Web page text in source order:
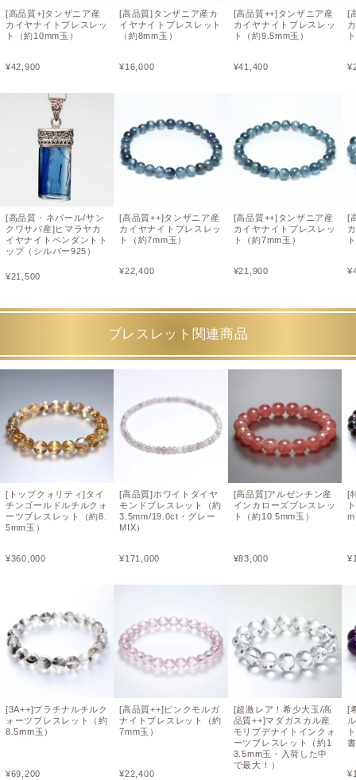
[高品質+]タンザニア産
カイヤナイトブレスレッ
ト（約10mm玉）
¥42,900
[高品質・ネパール/サン
クワサバ産]ヒマラヤカ
イヤナイトペンダントト
ップ（シルバー925）
¥21,500
[高品質]タンザニア産カ
イヤナイトブレスレット
（約8mm玉）
¥16,000
[高品質++]タンザニア産
カイヤナイトブレスレッ
ト（約7mm玉）
¥22,400
[高品質++]タンザニア産
カイヤナイトブレスレッ
ト（約9.5mm玉）
¥41,400
[高品質++]タンザニア産
カイヤナイトブレスレッ
ト（約7mm玉）
¥21,900
[
¥
[
¥
ブレスレット関連商品
[トップクォリティ]タイ
チンゴールドルチルクォ
ーツブレスレット（約8.
5mm玉）
¥360,000
[3A++]プラチナルチルク
ォーツブレスレット（約
8.5mm玉）
¥69,200
[高品質]ホワイトダイヤ
モンドブレスレット（約
3.5mm/19.0ct・グレー
MIX）
¥171,000
[高品質++]ピンクモルガ
ナイトブレスレット（約
7mm玉）
¥22,400
[高品質]アルゼンチン産
インカローズブレスレッ
ト（約10.5mm玉）
¥83,000
[超激レア！希少大玉/高
品質++]マダガスカル産
モリブデナイトインクォ
ーツブレスレット（約1
3.5mm玉・入荷した中
で最大！）
[
¥
[
¥